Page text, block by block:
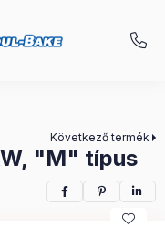
Következő termék
"M" típus